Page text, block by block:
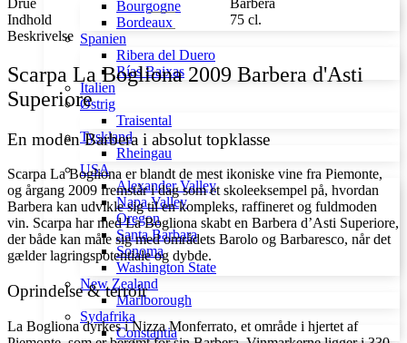
Bourgogne
Bordeaux
Spanien
Ribera del Duero
Rías Baixas
Italien
Østrig
Traisental
Tyskland
Rheingau
USA
Alexander Valley
Napa Valley
Oregon
Santa Barbara
Sonoma
Washington State
New Zealand
Marlborough
Sydafrika
Constantia
Drue
Barbera
Indhold
75 cl.
Beskrivelse
Scarpa La Bogliona 2009 Barbera d'Asti
Superiore
En moden Barbera i absolut topklasse
Scarpa La Bogliona er blandt de mest ikoniske vine fra Piemonte,
og årgang 2009 fremstår i dag som et skoleeksempel på, hvordan
Barbera kan udvikle sig til en kompleks, raffineret og fuldmoden
vin. Scarpa har med La Bogliona skabt en Barbera d’Asti Superiore,
der både kan måle sig med områdets Barolo og Barbaresco, når det
gælder lagringspotentiale og dybde.
Oprindelse & terroir
La Bogliona dyrkes i Nizza Monferrato, et område i hjertet af